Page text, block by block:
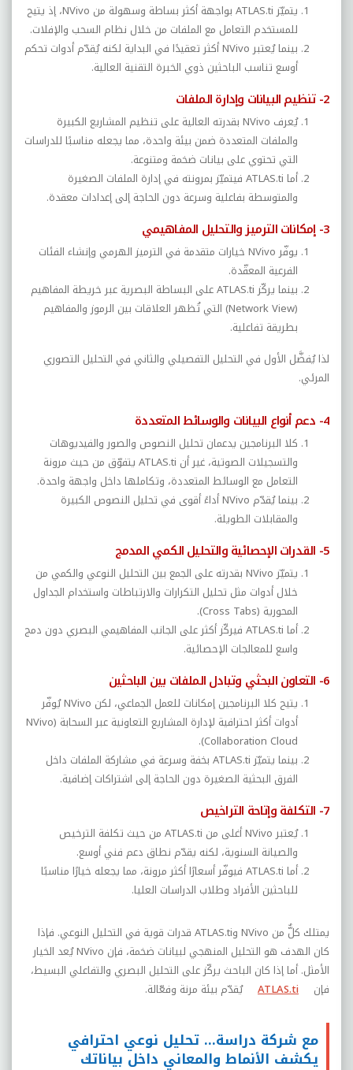
يتميّزATLAS.ti بواجهة أكثر بساطة وسهولة من NVivo، إذ يتيح
للمستخدم التعامل مع الملفات من خلال نظام السحب والإفلات.
بينما يُعتبرNVivoأكثر تعقيدًا في البداية لكنه يُقدّم أدوات تحكم
أوسع تناسب الباحثين ذوي الخبرة التقنية العالية.
2- تنظيم البيانات وإدارة الملفات
يُعرف NVivo بقدرته العالية على تنظيم المشاريع الكبيرة
والملفات المتعددة ضمن بيئة واحدة، مما يجعله مناسبًا للدراسات
التي تحتوي على بيانات ضخمة ومتنوعة.
أما ATLAS.ti فيتميّز بمرونته في إدارة الملفات الصغيرة
والمتوسطة بفاعلية وسرعة دون الحاجة إلى إعدادات معقدة.
3- إمكانات الترميز والتحليل المفاهيمي
يوفّرNVivo خيارات متقدمة في الترميز الهرمي وإنشاء الفئات
الفرعية المعقّدة.
بينما يركّزATLAS.tiعلى البساطة البصرية عبر خريطة المفاهيم
(
Network View) التي تُظهر العلاقات بين الرموز والمفاهيم
بطريقة تفاعلية.
لذا يُفضَّل الأول في التحليل التفصيلي والثاني في التحليل التصوري
المرئي.
4- دعم أنواع البيانات والوسائط المتعددة
كلا البرنامجين يدعمان تحليل النصوص والصور والفيديوهات
والتسجيلات الصوتية، غير أن ATLAS.ti يتفوّق من حيث مرونة
التعامل مع الوسائط المتعددة، وتكاملها داخل واجهة واحدة.
بينما يُقدّم NVivoأداءً أقوى في تحليل النصوص الكبيرة
والمقابلات الطويلة.
5- القدرات الإحصائية والتحليل الكمي المدمج
يتميّزNVivo بقدرته على الجمع بين التحليل النوعي والكمي من
خلال أدوات مثل تحليل التكرارات والارتباطات واستخدام الجداول
المحورية (Cross Tabs
).
أما ATLAS.ti فيركّز أكثر على الجانب المفاهيمي البصري دون دمج
واسع للمعالجات الإحصائية.
6- التعاون البحثي وتبادل الملفات بين الباحثين
يتيح كلا البرنامجين إمكانات للعمل الجماعي، لكن NVivoيُوفّر
أدوات أكثر احترافية لإدارة المشاريع التعاونية عبر السحابة (NVivo
Collaboration Cloud
).
بينما يتميّزATLAS.ti بخفة وسرعة في مشاركة الملفات داخل
الفرق البحثية الصغيرة دون الحاجة إلى اشتراكات إضافية.
7- التكلفة وإتاحة التراخيص
يُعتبرNVivoأغلى من ATLAS.ti من حيث تكلفة الترخيص
والصيانة السنوية، لكنه يقدّم نطاق دعم فني أوسع.
أما ATLAS.ti فيوفّر أسعارًا أكثر مرونة، مما يجعله خيارًا مناسبًا
للباحثين الأفراد وطلاب الدراسات العليا.
يمتلك كلٌّ من NVivo وATLAS.ti قدرات قوية في التحليل النوعي. فإذا
كان الهدف هو التحليل المنهجي لبيانات ضخمة، فإن NVivoيُعد الخيار
الأمثل. أما إذا كان الباحث يركّز على التحليل البصري والتفاعلي البسيط،
فإن
ATLAS.ti يُقدّم بيئة مرنة وفعّالة.
مع شركة دراسة… تحليل نوعي احترافي
يكشف الأنماط والمعاني داخل بياناتك